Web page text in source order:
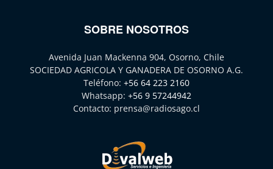
SOBRE NOSOTROS
Avenida Juan Mackenna 904, Osorno, Chile
SOCIEDAD AGRICOLA Y GANADERA DE OSORNO A.G.
Teléfono: +56 64 223 2160
Whatsapp: +56 9 57244942
Contacto: prensa@radiosago.cl